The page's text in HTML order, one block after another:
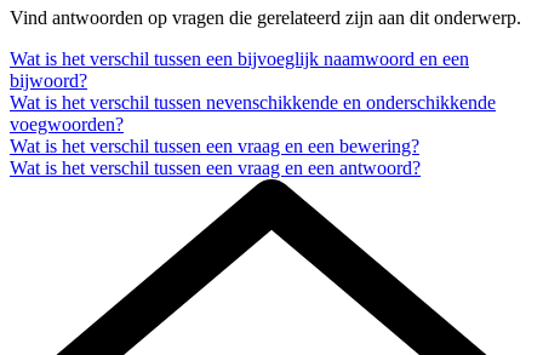
Vind antwoorden op vragen die gerelateerd zijn aan dit onderwerp.
Wat is het verschil tussen een bijvoeglijk naamwoord en een
bijwoord?
Wat is het verschil tussen nevenschikkende en onderschikkende
voegwoorden?
Wat is het verschil tussen een vraag en een bewering?
Wat is het verschil tussen een vraag en een antwoord?